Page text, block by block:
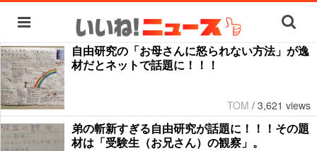
自由研究の「お母さんに怒られない方法」が逸
材だとネットで話題に！！！
TOM / 3,621 views
弟の斬新すぎる自由研究が話題に！！！その題
材は「受験生（お兄さん）の観察」。